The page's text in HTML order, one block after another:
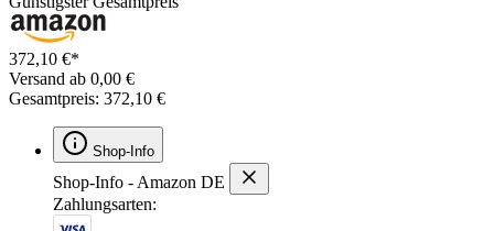
372,10 €*
Versand ab 0,00 €
Gesamtpreis: 372,10 €
Shop-Info
Shop-Info - Amazon DE
Zahlungsarten: